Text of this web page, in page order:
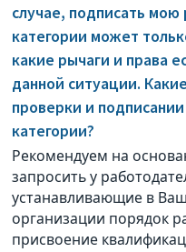
случае, подписать
категории может
какие рычаги и права
данной ситуации.
проверки и
категории?
Рекомендуем на
запросить у
устанавливающие в
организации порядок
присвоение